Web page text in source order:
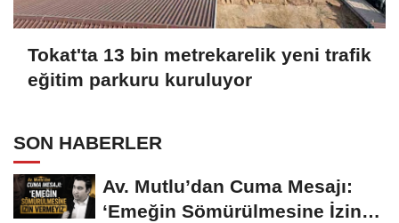
Tokat'ta 13 bin metrekarelik yeni trafik
eğitim parkuru kuruluyor
SON HABERLER
Av. Mutlu’dan Cuma Mesajı:
‘Emeğin Sömürülmesine İzin